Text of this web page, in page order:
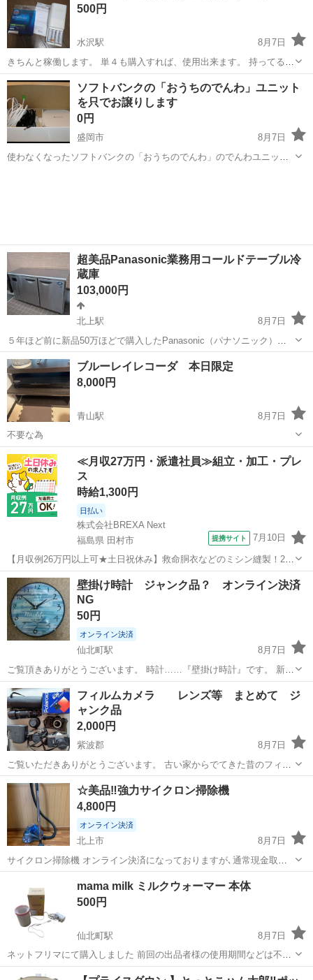
500円
水沢駅
8月7日
きちんと稼働します。 単４も購入すれば、使用出来ます。 持ってると
重宝しますよ。
岩手 奥州市 水沢駅 その他 エネループ
ソフトバンクの「おうちのでんわ」ユニット
を只でお譲りします
0円
盛岡市
8月7日
使わなくなったソフトバンクの「おうちのでんわ」のでんわユニット
超美品Panasonic業務用コールドテーブル冷
蔵庫
103,000円
北上駅
8月7日
５年ほど前に新品50万ほどで購入したPanasonic（パナソニック）の
業務用コールドテーブル冷蔵庫になります。 ほぼ新品同様です。サイ
ズ120×80×45 早いもの勝ちなのでよろしくお願いします。
岩手 北上市 キッチン家電 コールド
ブルーレイレコーダ 本日限定
8,000円
青山駅
8月7日
不要な為
岩手 盛岡市 青山駅 映像プレーヤー、レコーダー
≪月収27万円・派遣社員≫組立・加工・プレ
ス
時給1,300円
日払い
株式会社BREXA Next
福島県 田村市
提携サイト 7月10日
【月収例26万円以上可★土日祝休み】救命胴衣などのミシン縫製！20
代～50代の男女大活躍中★日払い制度あり！マイカー通勤OK＆無料駐
車場完備！食堂利用可★交通費支給◎《福島県田村市》 人気の工場の
お仕事 ◇救命胴衣などのミ...
福島 田村市 その他
壁掛け時計 ジャンク品？ オンライン決済
NG
50円
オンライン決済
仙北町駅
8月7日
ご覧頂きありがとうございます。 時計……『壁掛け時計』です。 新し
い電池入れても、 動いたり…止まったり… こちらを閲覧している方か
ら、 『表のガラス？を外し、秒針を外すと正常に動きます』 どのアド
バイス頂きました。が、 そ...
岩手 盛岡市 ジャンク品
フィルムカメラ レンズ等 まとめて ジ
ャンク品
2,000円
紫波郡
8月7日
ご覧いただきありがとうございます。 古い家からでてきた昔のフィル
ムカメラやレンズです。 キャノン アサヒ ポラロイド 長期間保管さ
れていたと思われ、汚れカビが見られます。そのままでは使えないと
思われるためジ...
岩手 紫波郡 カメラ ジャンク品
☆美品‼️強力サイクロン掃除機
4,800円
オンライン決済
北上市
8月7日
サイクロン掃除機 オンライン決済になっておりますが､通常現金取引
きで大丈夫です 使用頻度少ないです 強力吸引力､ゴミ捨てワンタッチ
で簡単に出来ます ある程度清掃してからお渡し致します 宜しくお願い
致します
mama milk ミルクウォーマー 本体
500円
仙北町駅
8月7日
ネットフリマにて購入しました 前回の出品者様の使用期間などは不明
です 2、3回使用しましたが別のものに買い替えたので出品します 画像
岩手 仙北町駅 その他